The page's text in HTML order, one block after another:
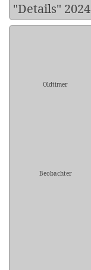
"Details" 2024
Oldtimer
Beobachter